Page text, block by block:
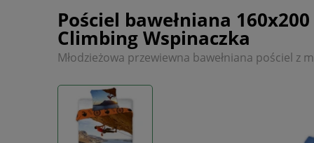
Pościel bawełniana
Climbing Wspinaczka
Młodzieżowa przewiewna bawełniana pościel z